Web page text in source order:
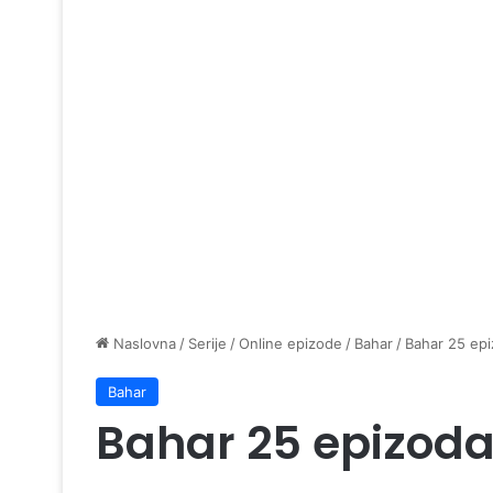
Naslovna / Serije /Online epizode / Bahar / Bahar 25
Bahar
Bahar 25 epizoda